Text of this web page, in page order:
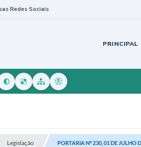
Redes Sociais
PRINCIPAL
Legislação PORTARIA Nº 230, 01 DE JULHO